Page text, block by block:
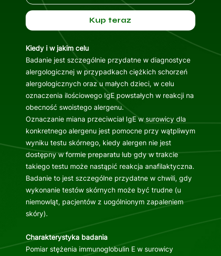
Kup teraz
Kiedy i w jakim celu
Badanie jest szczególnie przydatne w diagnostyce
alergologicznej w przypadkach ciężkich schorzeń
alergologicznych oraz u małych dzieci, w celu
oznaczenia ilościowego IgE powstałych w reakcji na
obecność swoistego alergenu.
Oznaczanie miana przeciwciał IgE w surowicy dla
konkretnego alergenu jest pomocne przy wątpliwym
wyniku testu skórnego, kiedy alergen nie jest
dostępny w formie preparatu lub gdy w trakcie
takiego testu może nastąpić reakcja anafilaktyczna.
Badanie to jest szczególne przydatne w chwili, gdy
wykonanie testów skórnych może być trudne (u
niemowląt, pacjentów z uogólnionym zapaleniem
skóry).
Charakterystyka badania
Pomiar stężenia immunoglobulin E w surowicy